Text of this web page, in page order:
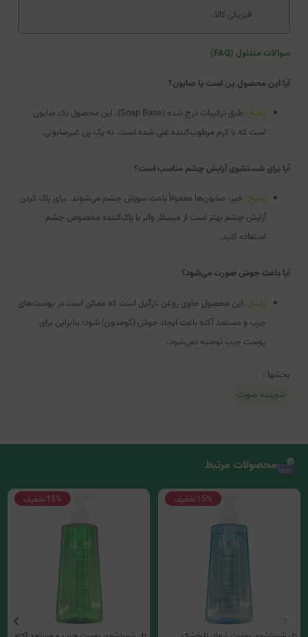
فیزیکی کالا.
سوالات متداول (FAQ)
آیا این محصول پن است یا صابون؟
پاسخ:
طبق ترکیبات درج شده (Soap Base)، این محصول یک صابون
است که با کرم مرطوب‌کننده غنی شده است، نه یک پن غیرصابونی.
آیا برای شستشوی آرایش چشم مناسب است؟
پاسخ: خیر، صابون‌ها معمولاً باعث سوزش چشم می‌شوند. برای پاک کردن
آرایش چشم بهتر است از میسلار واتر یا پاک‌کننده مخصوص چشم
استفاده کنید.
آیا باعث جوش صورت می‌شود؟
پاسخ: این محصول حاوی روغن نارگیل است که ممکن است در پوست‌های
چرب و مستعد آکنه باعث ایجاد جوش (کومدون) شود؛ بنابراین برای
پوست چرب توصیه نمی‌شود.
بخشها :
شوینده صورت
محصولات مرتبط
15%تخفیف 15%تخفیف